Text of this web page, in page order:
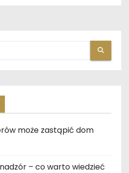
może zastąpić dom
– co warto wiedzieć